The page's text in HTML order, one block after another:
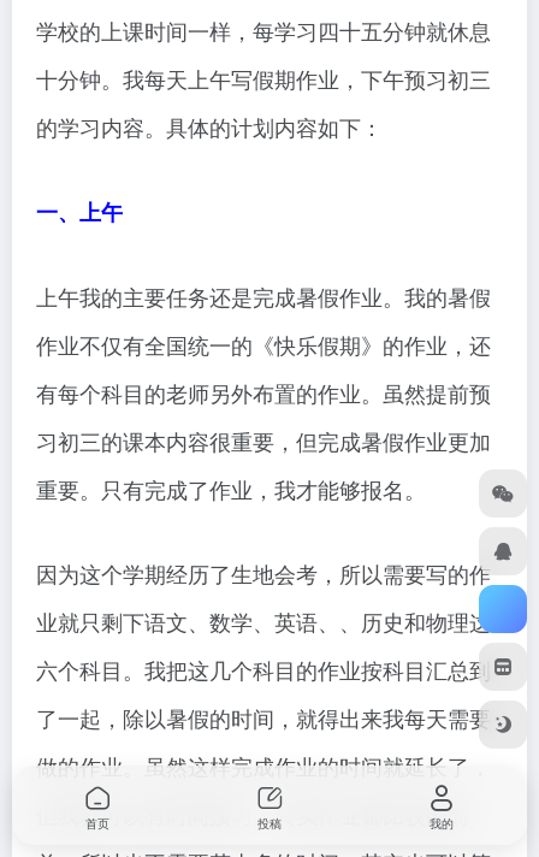
学校的上课时间一样，每学习四十五分钟就休息
十分钟。我每天上午写假期作业，下午预习初三
的学习内容。具体的计划内容如下：
一、上午
上午我的主要任务还是完成暑假作业。我的暑假
作业不仅有全国统一的《快乐假期》的作业，还
有每个科目的老师另外布置的作业。虽然提前预
习初三的课本内容很重要，但完成暑假作业更加
重要。只有完成了作业，我才能够报名。
因为这个学期经历了生地会考，所以需要写的作
业就只剩下语文、数学、英语、、历史和物理这
六个科目。我把这几个科目的作业按科目汇总到
了一起，除以暑假的时间，就得出来我每天需要
做的作业。虽然这样完成作业的时间就延长了，
但我就可以有时间预习。其实作业都比较的简
首页 投稿 我的